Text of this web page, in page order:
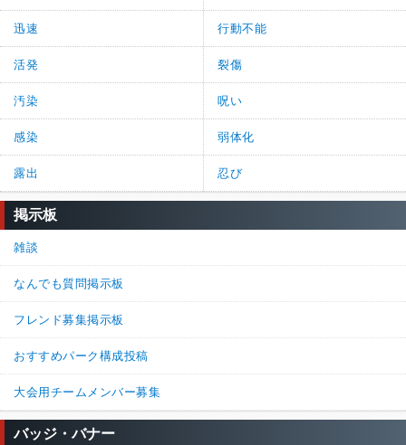
迅速 行動不能
活発 裂傷
汚染 呪い
感染 弱体化
露出 忍び
掲示板
雑談
なんでも質問掲示板
フレンド募集掲示板
おすすめパーク構成投稿
大会用チームメンバー募集
バッジ・バナー